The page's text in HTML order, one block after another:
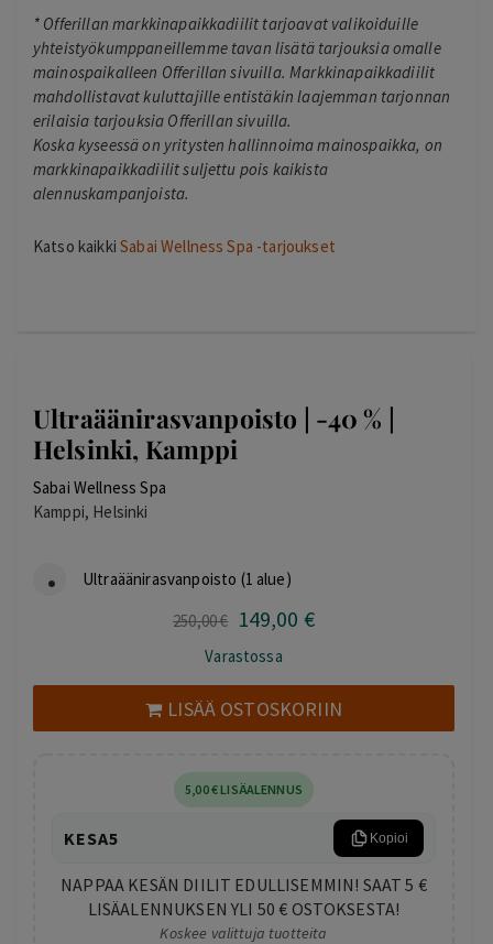
* Offerillan markkinapaikkadiilit tarjoavat valikoiduille
yhteistyökumppaneillemme tavan lisätä tarjouksia omalle
mainospaikalleen Offerillan sivuilla. Markkinapaikkadiilit
mahdollistavat kuluttajille entistäkin laajemman tarjonnan
erilaisia tarjouksia Offerillan sivuilla.
Koska kyseessä on yritysten hallinnoima mainospaikka, on
markkinapaikkadiilit suljettu pois kaikista
alennuskampanjoista.
Katso kaikkiSabai Wellness Spa -tarjoukset
Ultraäänirasvanpoisto | -40 % |
Helsinki, Kamppi
Sabai Wellness Spa
Kamppi, Helsinki
Ultraäänirasvanpoisto (1 alue)
250,00€ Alkuperäinen
oli:
250,00 €.
149,00 €Nykyinen
149,00 €.
Varastossa
LISÄÄ OSTOSKORIIN
5,00€LISÄALENNUS
KESA5 Kopioi
NAPPAA KESÄN DIILIT EDULLISEMMIN! SAAT 5 €
LISÄALENNUKSEN YLI 50 € OSTOKSESTA!
Koskee valittuja tuotteita